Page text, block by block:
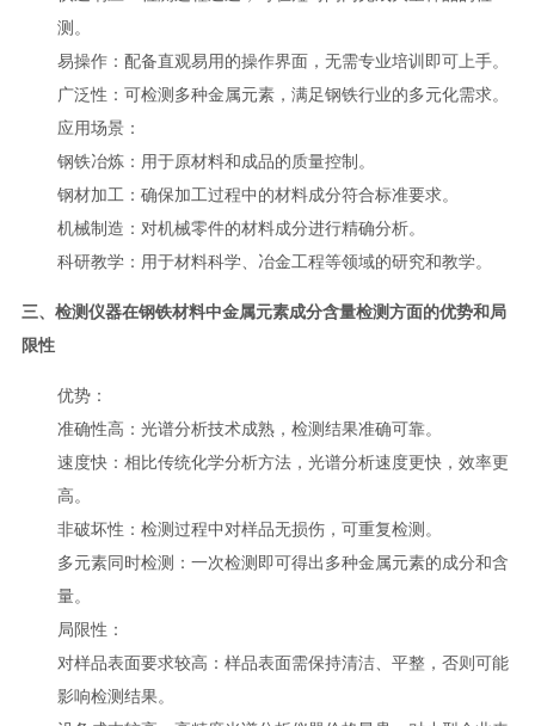
测。
易操作：配备直观易用的操作界面，无需专业培训即可上手。
广泛性：可检测多种金属元素，满足钢铁行业的多元化需求。
应用场景：
钢铁冶炼：用于原材料和成品的质量控制。
钢材加工：确保加工过程中的材料成分符合标准要求。
机械制造：对机械零件的材料成分进行精确分析。
科研教学：用于材料科学、冶金工程等领域的研究和教学。
三、检测仪器在钢铁材料中金属元素成分含量检测方面的优势和局
限性
优势：
准确性高：光谱分析技术成熟，检测结果准确可靠。
速度快：相比传统化学分析方法，光谱分析速度更快，效率更
高。
非破坏性：检测过程中对样品无损伤，可重复检测。
多元素同时检测：一次检测即可得出多种金属元素的成分和含
量。
局限性 ：
对样品表面要求较高：样品表面需保持清洁、平整，否则可能
影响检测结果。